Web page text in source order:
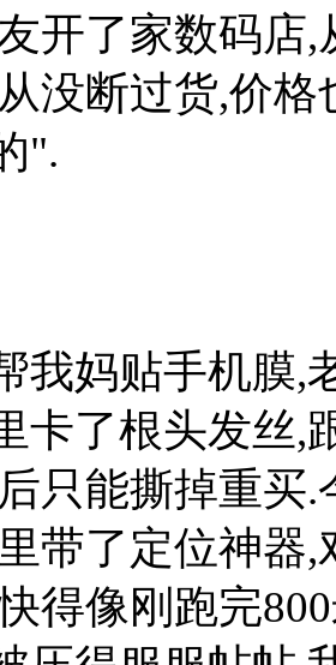
开了家数码店
没断过货,价
".
我妈贴手机膜,
卡了根头发丝,
只能撕掉重买
带了定位神器
得像刚跑完